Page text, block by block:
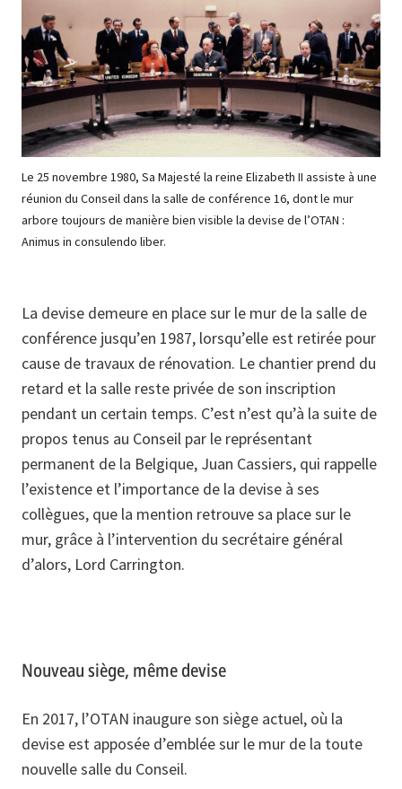
Le 25 novembre 1980, Sa Majesté la reine Elizabeth II assiste à une
réunion du Conseil dans la salle de conférence 16, dont le mur
arbore toujours de manière bien visible la devise de l’OTAN :
Animus in consulendo liber.
La devise demeure en place sur le mur de la salle de
conférence jusqu’en 1987, lorsqu’elle est retirée pour
cause de travaux de rénovation. Le chantier prend du
retard et la salle reste privée de son inscription
pendant un certain temps. C’est n’est qu’à la suite de
propos tenus au Conseil par le représentant
permanent de la Belgique, Juan Cassiers, qui rappelle
l’existence et l’importance de la devise à ses
collègues, que la mention retrouve sa place sur le
mur, grâce à l’intervention du secrétaire général
d’alors, Lord Carrington.
Nouveau siège, même devise
En 2017, l’OTAN inaugure son siège actuel, où la
devise est apposée d’emblée sur le mur de la toute
nouvelle salle du Conseil.